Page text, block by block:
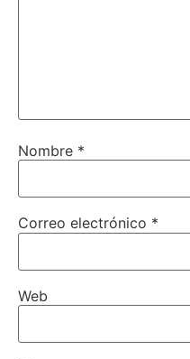
Nombre *
Correo electrónico *
Web